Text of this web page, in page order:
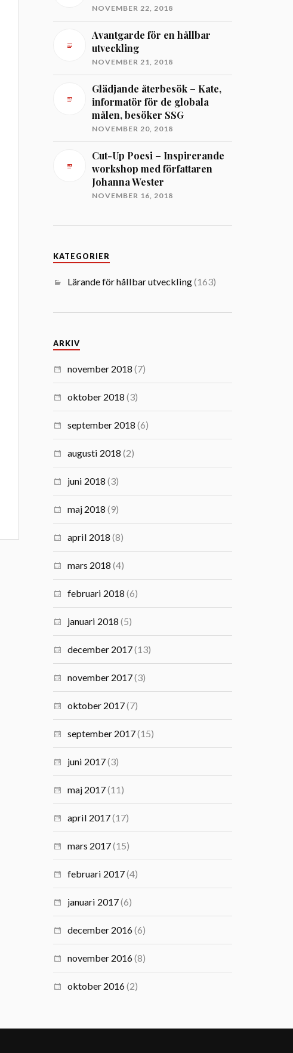
NOVEMBER 22, 2018
Avantgarde för en hållbar
utveckling
NOVEMBER 21, 2018
Glädjande återbesök – Kate,
informatör för de globala
målen, besöker SSG
NOVEMBER 20, 2018
Cut-Up Poesi – Inspirerande
workshop med författaren
Johanna Wester
NOVEMBER 16, 2018
KATEGORIER
Lärande för hållbar utveckling(163)
ARKIV
november 2018 (7)
oktober 2018 (3)
september 2018 (6)
augusti 2018 (2)
juni 2018 (3)
maj 2018 (9)
april 2018 (8)
mars 2018 (4)
februari 2018 (6)
januari 2018 (5)
december 2017(13)
november 2017(3)
oktober 2017(7)
september 2017(15)
juni 2017(3)
maj 2017(11)
april 2017(17)
mars 2017(15)
februari 2017(4)
januari 2017(6)
december 2016(6)
november 2016(8)
oktober 2016(2)